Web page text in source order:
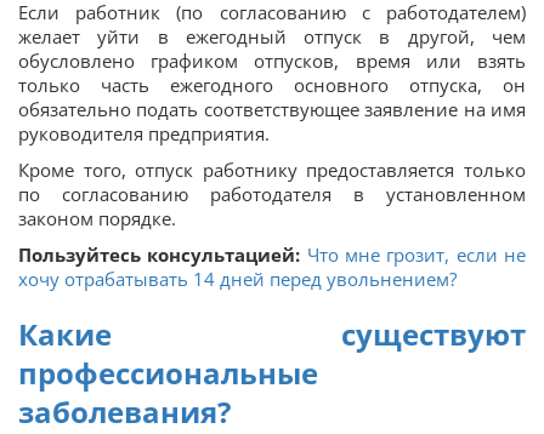
Если работник (по согласованию с работодателем)
желает уйти в ежегодный отпуск в другой, чем
обусловлено графиком отпусков, время или взять
только часть ежегодного основного отпуска, он
обязательно подать соответствующее заявление на имя
руководителя предприятия.
Кроме того, отпуск работнику предоставляется только
по согласованию работодателя в установленном
законом порядке.
Пользуйтесь консультацией: Что мне грозит, если не
хочу отрабатывать 14 дней перед увольнением?
Какие существуют
профессиональные
заболевания?